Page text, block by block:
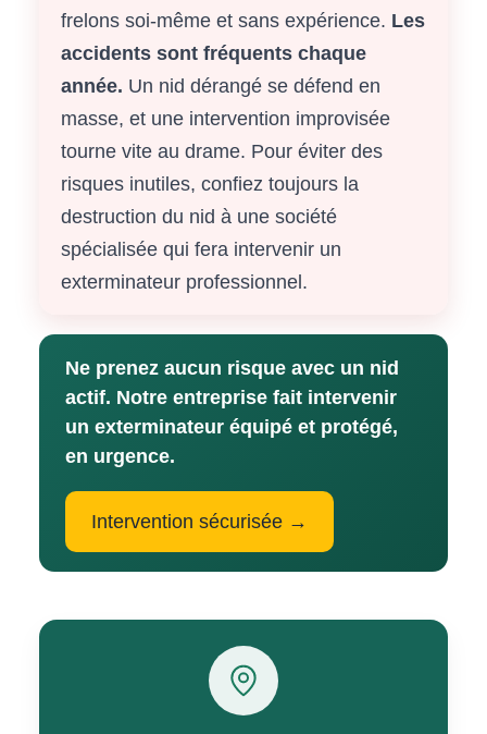
frelons soi-même et sans expérience. Les
accidents sont fréquents chaque
année. Un nid dérangé se défend en
masse, et une intervention improvisée
tourne vite au drame. Pour éviter des
risques inutiles, confiez toujours la
destruction du nid à une société
spécialisée qui fera intervenir un
exterminateur professionnel.
Ne prenez aucun risque avec un nid
actif. Notre entreprise fait intervenir
un exterminateur équipé et protégé,
en urgence.
Intervention sécurisée →